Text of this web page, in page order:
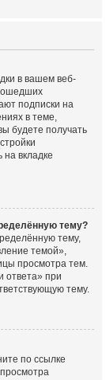
в вашем веб-
подписки на
в теме,
будете получать
вкладке
тему?
тему,
темой»,
просмотра тем.
ответа» при
тему.
по ссылке